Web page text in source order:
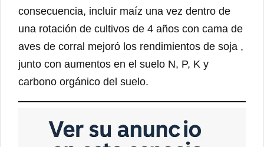
consecuencia, incluir maíz una vez dentro de
una rotación de cultivos de 4 años con cama de
aves de corral mejoró los rendimientos de soja ,
junto con aumentos en el suelo N, P, K y
carbono orgánico del suelo.